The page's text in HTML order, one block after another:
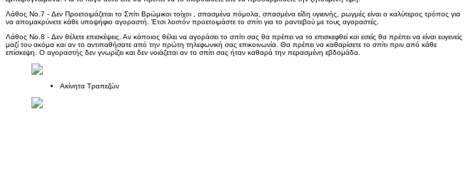
Λάθος No.7 - Δεν Προετοιμάζεται το Σπίτι Βρώμικοι τοίχοι , σπασμένα πόμολα, σπασμένα είδη υγιεινής, ρωγμές είναι ο καλύτερος τρόπος για
να απομακρύνετε κάθε υποψήφιο αγοραστή. Έτσι λοιπόν προετοιμάστε το σπίτι για το ραντεβού με τους αγοραστές.
Λάθος No.8 - Δεν θέλετε επισκέψεις. Αν κάποιος θέλει να αγοράσει το σπίτι σας θα πρέπει να το επισκεφθεί και εσείς θα πρέπει να είναι ευγενείς
μαζί του ακόμα και αν το αντιπαθήσατε από την πρώτη τηλεφωνική σας επικοινωνία. Θα πρέπει να καθαρίσετε το σπίτι πριν από κάθε
επίσκεψη. Ο αγοραστής δεν γνωρίζει και δεν νοιάζεται αν το σπίτι σας ήταν καθαρά την περασμένη εβδομάδα.
Ακίνητα Τραπεζών